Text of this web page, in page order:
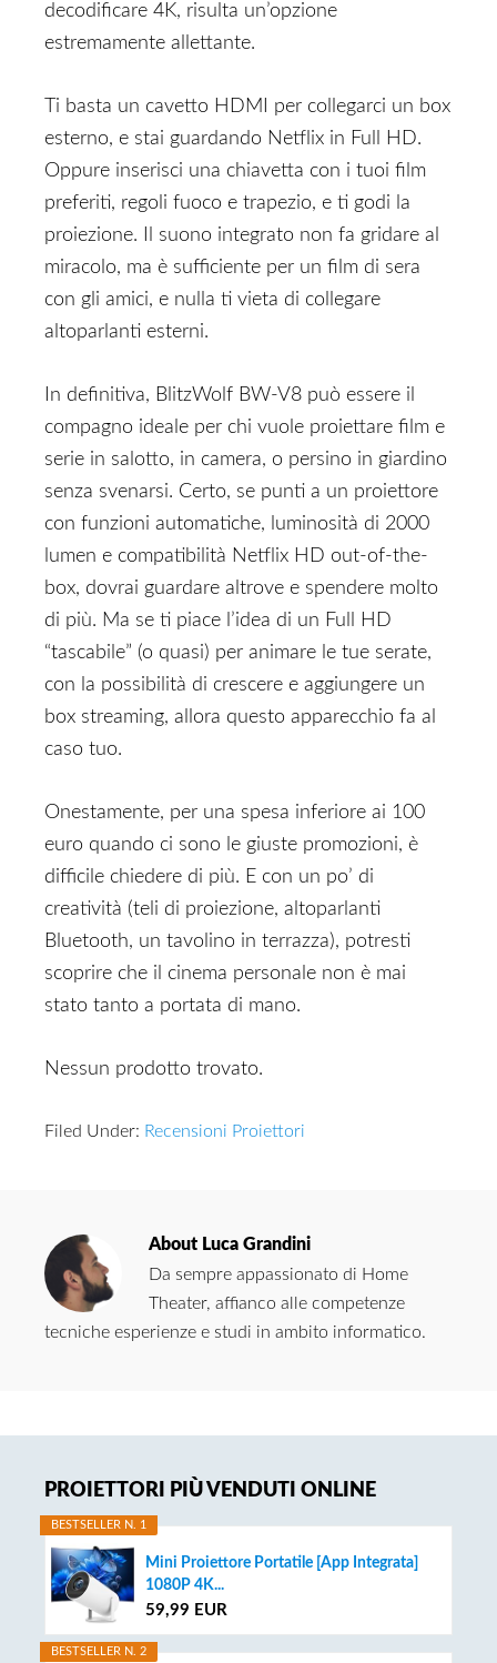
decodificare 4K, risulta un’opzione
estremamente allettante.
Ti basta un cavetto HDMI per collegarci un box
esterno, e stai guardando Netflix in Full HD.
Oppure inserisci una chiavetta con i tuoi film
preferiti, regoli fuoco e trapezio, e ti godi la
proiezione. Il suono integrato non fa gridare al
miracolo, ma è sufficiente per un film di sera
con gli amici, e nulla ti vieta di collegare
altoparlanti esterni.
In definitiva, BlitzWolf BW-V8 può essere il
compagno ideale per chi vuole proiettare film e
serie in salotto, in camera, o persino in giardino
senza svenarsi. Certo, se punti a un proiettore
con funzioni automatiche, luminosità di 2000
lumen e compatibilità Netflix HD out-of-the-
box, dovrai guardare altrove e spendere molto
di più. Ma se ti piace l’idea di un Full HD
“tascabile” (o quasi) per animare le tue serate,
con la possibilità di crescere e aggiungere un
box streaming, allora questo apparecchio fa al
caso tuo.
Onestamente, per una spesa inferiore ai 100
euro quando ci sono le giuste promozioni, è
difficile chiedere di più. E con un po’ di
creatività (teli di proiezione, altoparlanti
Bluetooth, un tavolino in terrazza), potresti
scoprire che il cinema personale non è mai
stato tanto a portata di mano.
Nessun prodotto trovato.
Filed Under: Recensioni Proiettori
About Luca Grandini
Da sempre appassionato di Home
Theater, affianco alle competenze
tecniche esperienze e studi in ambito informatico.
Sidebar
PROIETTORI PIÙ VENDUTI ONLINE
BESTSELLER N. 1
Mini Proiettore Portatile [App Integrata]
1080P 4K...
59,99 EUR
BESTSELLER N. 2